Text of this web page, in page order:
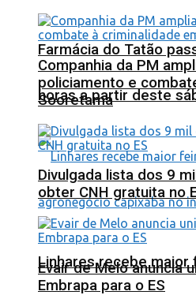
Farmácia do Tatão
horas a partir deste
Linhares recebe
Companhia da PM
policiamento e
Sooretama
Divulgada lista dos 9
obter CNH gratuita no
Evair de Melo anuncia
Embrapa para o ES